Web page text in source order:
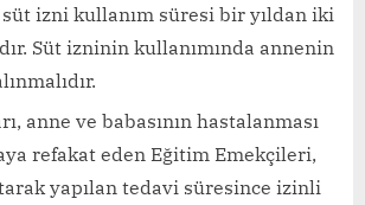
süt izni kullanım süresi bir yıldan iki
Süt izninin kullanımında annenin
anne ve babasının hastalanması
refakat eden Eğitim Emekçileri,
yapılan tedavi süresince izinli